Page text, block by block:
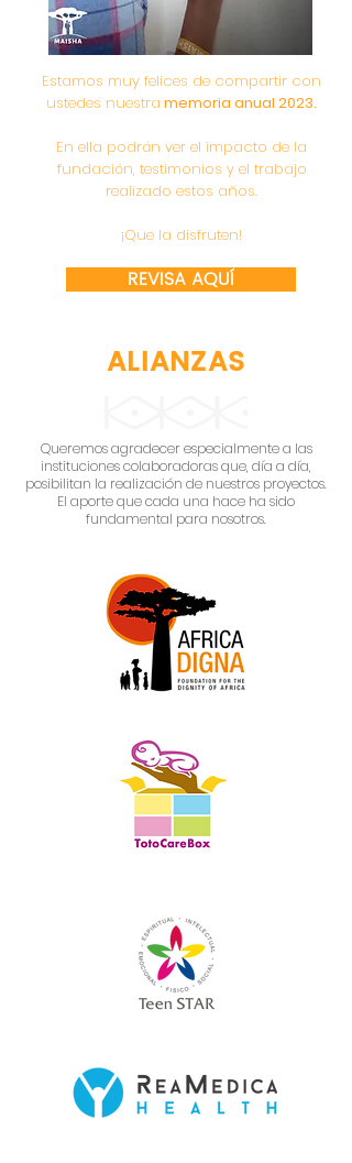
Estamos muy felices de compartir con
ustedes nuestra memoria anual 2023.
En ella podrán ver el impacto de la
fundación, testimonios y el trabajo
realizado estos años.
¡Que la disfruten!
REVISA AQUÍ
ALIANZAS
Queremos agradecer especialmente a las
instituciones colaboradoras que, día a día,
posibilitan la realización de nuestros proyectos.
El aporte que cada una hace ha sido
fundamental para nosotros.